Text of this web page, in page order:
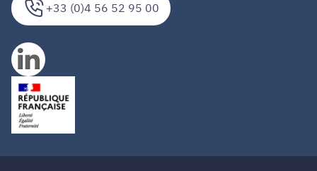
+33 (0)4 56 52 95 00